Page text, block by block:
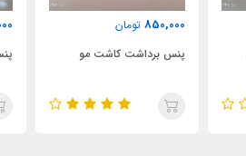
850,000 تومان
پنس برداشت کاشت مو